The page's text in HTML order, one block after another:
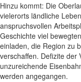
Hinzu kommt: Die
vielerorts ländliche
anspruchsvollen
Geschichte viel
einladen, die Region zu
verschaffen. Defizite der
unzureichende
werden angegangen.